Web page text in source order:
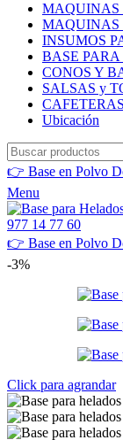
MAQUINAS
MAQUINAS
INSUMOS
BASE
CONOS Y
SALSAS y
Ubicación
👉 Base en Polvo
Menu
977 14 77 60
👉 Base en Polvo
-3%
Click para agrandar